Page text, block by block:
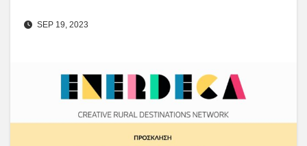
SEP 19, 2023